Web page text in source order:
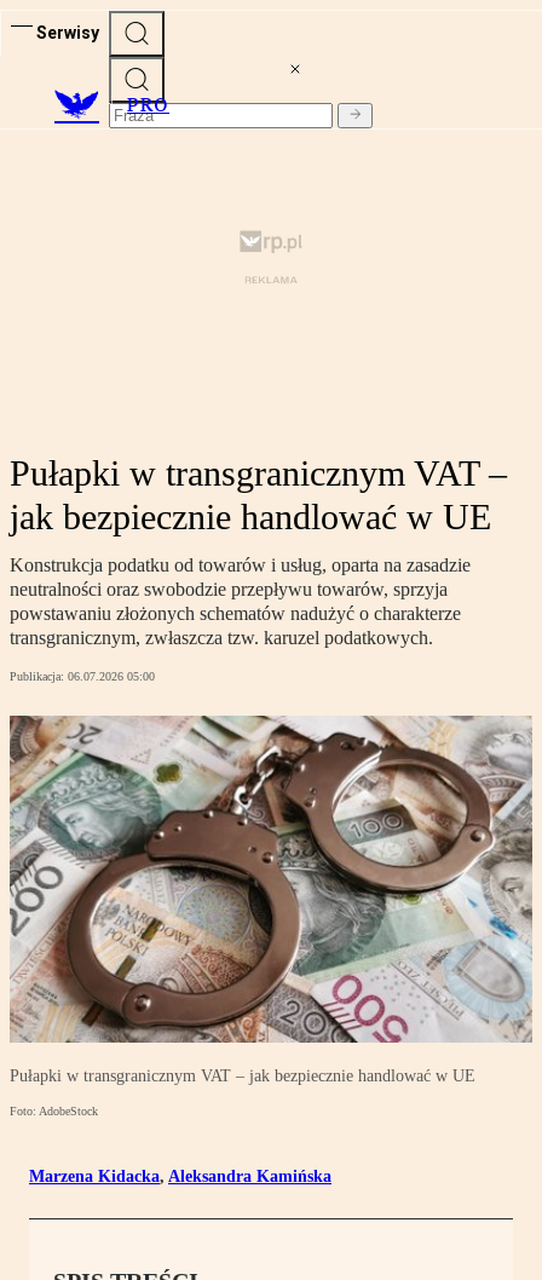
Serwisy
PRO
Pułapki w transgranicznym VAT –
jak bezpiecznie handlować w UE
Konstrukcja podatku od towarów i usług, oparta na zasadzie
neutralności oraz swobodzie przepływu towarów, sprzyja
powstawaniu złożonych schematów nadużyć o charakterze
transgranicznym, zwłaszcza tzw. karuzel podatkowych.
Publikacja: 06.07.2026 05:00
Pułapki w transgranicznym VAT – jak bezpiecznie handlować w UE
Foto: AdobeStock
Marzena Kidacka, Aleksandra Kamińska